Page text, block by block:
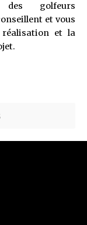
golfeurs
et vous
et la